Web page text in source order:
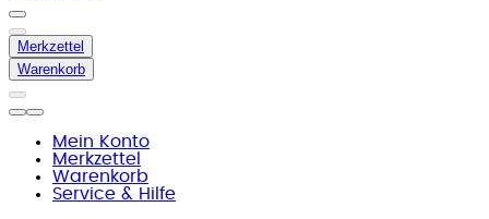
Merkzettel
Warenkorb
Mein Konto
Merkzettel
Warenkorb
Service & Hilfe